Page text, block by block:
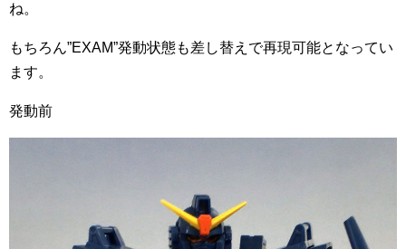
ね。
もちろん”EXAM”発動状態も差し替えで再現可能となってい
ます。
発動前